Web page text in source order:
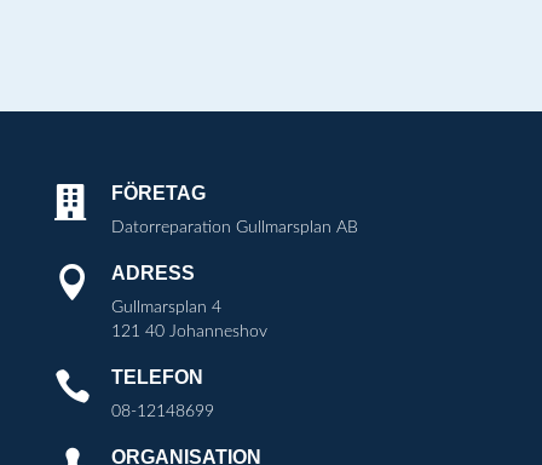
 FÖRETAG
Datorreparation Gullmarsplan AB
 ADRESS
Gullmarsplan 4
121 40 Johanneshov
 TELEFON
08-12148699
ORGANISATION